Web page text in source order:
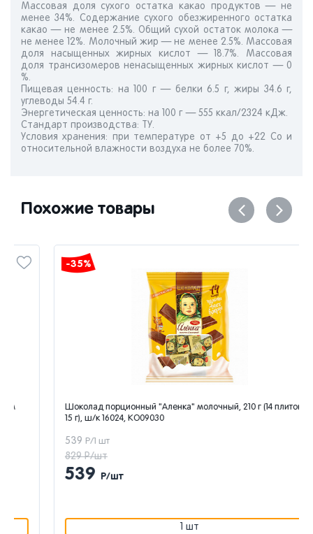
Массовая доля сухого остатка какао продуктов — не
менее 34%. Содержание сухого обезжиренного остатка
какао — не менее 2.5%. Общий сухой остаток молока —
не менее 12%. Молочный жир — не менее 2.5%. Массовая
доля насыщенных жирных кислот — 18.7%. Массовая
доля трансизомеров ненасыщенных жирных кислот — 0
%.
Пищевая ценность: на 100 г — белки 6.5 г, жиры 34.6 г,
углеводы 54.4 г.
Энергетическая ценность: на 100 г — 555 ккал/2324 кДж.
Стандарт производства: ТУ.
Условия хранения: при температуре от +5 до +22 Со и
относительной влажности воздуха не более 70%.
Похожие товары
Шоколад порционный "Аленка" молочный, 210 г (14 плиток по
15 г), ш/к 16024, КО09030
Р/1 шт
829 Р/шт
539Р/шт